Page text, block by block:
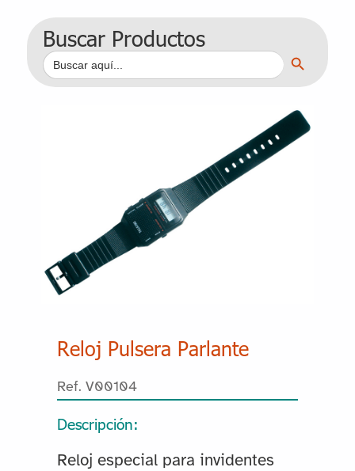
Buscar Productos
Buscar:
Reloj Pulsera Parlante
Ref. V00104
Descripción:
Reloj especial para invidentes